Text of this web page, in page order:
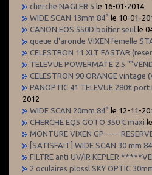
cherche NAGLER 5 le 16-01-2014
WIDE SCAN 13mm 84° le 10-01-
CANON EOS 550D boitier seul le
queue d'aronde VIXEN femelle
CELESTRON 11 XLT FASTAR
TELEVUE POWERMATE 2.5
CELESTRON 90 ORANGE vintage
PANOPTIC 41 TELEVUE 280€ port
2012
WIDE SCAN 20mm 84° le 12-11-
CHERCHE EQ5 GOTO 350 € maxi
MONTURE VIXEN GP -----
[SATISFAIT] WIDE SCAN 30 mm
FILTRE anti UV/IR KEPLER
2 oculaires plossl SKY OPTIC